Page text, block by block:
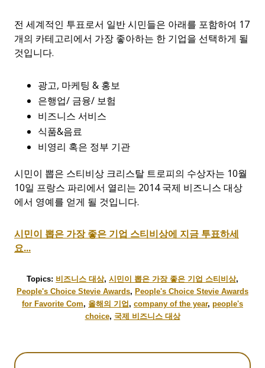
전 세계적인 투표로서 일반 시민들은 아래를 포함하여 17
개의 카테고리에서 가장 좋아하는 한 기업을 선택하게 될
것입니다.
광고, 마케팅 & 홍보
은행업/ 금융/ 보험
비즈니스 서비스
식품&음료
비영리 혹은 정부 기관
시민이 뽑은 스티비상 크리스탈 트로피의 수상자는 10월
10일 프랑스 파리에서 열리는 2014 국제 비즈니스 대상
에서 영예를 얻게 될 것입니다.
시민이 뽑은 가장 좋은 기업 스티비상에 지금 투표하세
요...
Topics: 비즈니스 대상, 시민이 뽑은 가장 좋은 기업 스티비상,
People's Choice Stevie Awards, People's Choice Stevie Awards
for Favorite Com, 올해의 기업 , company of the year, people's
choice, 국제 비즈니스 대상